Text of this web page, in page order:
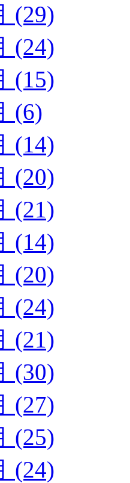
(29)
(24)
(15)
(6)
(14)
(20)
(21)
(14)
(20)
(24)
(21)
(30)
(27)
(25)
(24)